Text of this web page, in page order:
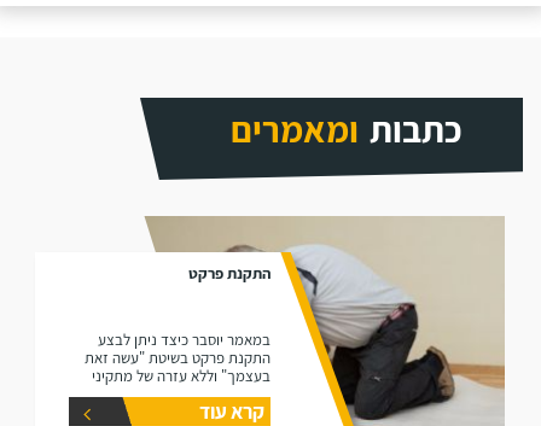
כתבות ומאמרים
התקנת פרקט
במאמר יוסבר כיצד ניתן לבצע
התקנת פרקט בשיטת "עשה זאת
בעצמך" וללא עזרה של מתקיני
פרקטים.
קרא עוד